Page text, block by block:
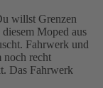
willst Grenzen
Moped aus
Fahrwerk und
noch recht
Das Fahrwerk